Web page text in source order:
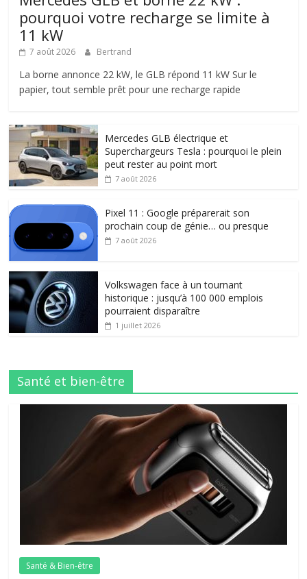
pourquoi votre recharge se limite à
11 kW
7 août 2026 Bertrand
La borne annonce 22 kW, le GLB répond 11 kW Sur le
papier, tout semble prêt pour une recharge rapide
Mercedes GLB électrique et
Superchargeurs Tesla : pourquoi le plein
peut rester au point mort
7 août 2026
Pixel 11 : Google préparerait son
prochain coup de génie… ou presque
7 août 2026
Volkswagen face à un tournant
historique : jusqu’à 100 000 emplois
pourraient disparaître
1 juillet 2026
Santé et bien-être
Santé & Bien-être